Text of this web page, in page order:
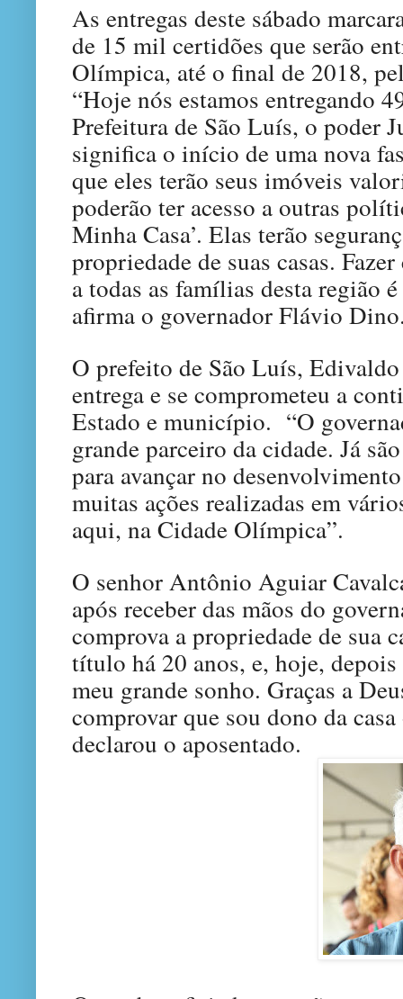
As entregas deste sábado
de 15 mil certidões que serão
Olímpica, até o final de 2018,
“Hoje nós estamos entregando
Prefeitura de São Luís, o poder
significa o início de uma nova
que eles terão seus imóveis
poderão ter acesso a outras
Minha Casa’. Elas terão
propriedade de suas casas.
a todas as famílias desta região
afirma o governador Flávio
O prefeito de São Luís,
entrega e se comprometeu a
Estado e município. “O
grande parceiro da cidade. Já
para avançar no
muitas ações realizadas em
aqui, na Cidade Olímpica”.
O senhor Antônio Aguiar
após receber das mãos do
comprova a propriedade de sua
título há 20 anos, e, hoje,
meu grande sonho. Graças a
comprovar que sou dono da
declarou o aposentado.